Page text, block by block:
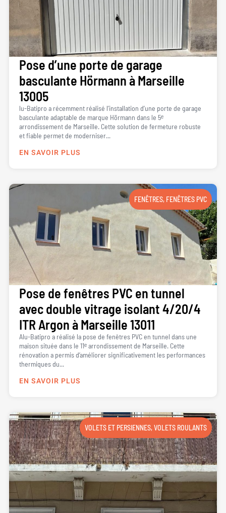
Pose d’une porte de garage
basculante Hörmann à Marseille
13005
lu-Batipro a récemment réalisé l’installation d’une porte de garage
basculante adaptable de marque Hörmann dans le 5ᵉ
arrondissement de Marseille. Cette solution de fermeture robuste
et fiable permet de moderniser...
EN SAVOIR PLUS
FENÊTRES, FENÊTRES PVC
Pose de fenêtres PVC en tunnel
avec double vitrage isolant 4/20/4
ITR Argon à Marseille 13011
Alu-Batipro a réalisé la pose de fenêtres PVC en tunnel dans une
maison située dans le 11ᵉ arrondissement de Marseille. Cette
rénovation a permis d’améliorer significativement les performances
thermiques du...
EN SAVOIR PLUS
VOLETS ET PERSIENNES,VOLETS ROULANTS